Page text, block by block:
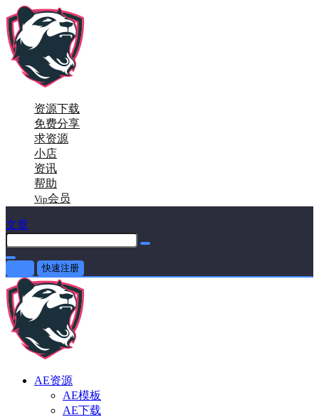
资源下载
免费分享
求资源
小店
资讯
帮助
Vip会员
文章
快速注册
AE资源
AE模板
AE下载